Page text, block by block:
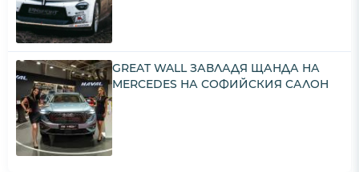
GREAT WALL ЗАВЛАДЯ ЩАНДА НА
MERCEDES НА СОФИЙСКИЯ САЛОН